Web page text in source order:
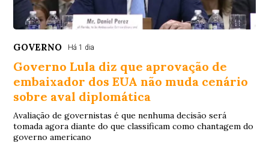
GOVERNO Há 1 dia
Governo Lula diz que aprovação de
embaixador dos EUA não muda cenário
sobre aval diplomática
Avaliação de governistas é que nenhuma decisão será
tomada agora diante do que classificam como chantagem do
governo americano